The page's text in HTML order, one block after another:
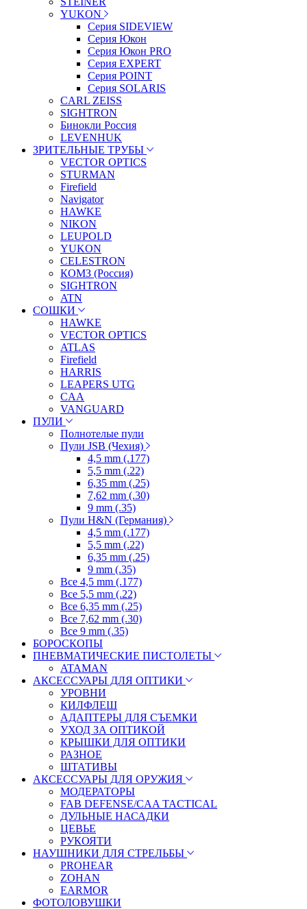
YUKON
Серия SIDEVIEW
Серия Юкон
Серия Юкон PRO
Серия EXPERT
Серия POINT
Серия SOLARIS
CARL ZEISS
SIGHTRON
Бинокли Россия
LEVENHUK
ЗРИТЕЛЬНЫЕ ТРУБЫ
VECTOR OPTICS
STURMAN
Firefield
Navigator
HAWKE
NIKON
LEUPOLD
YUKON
CELESTRON
КОМЗ (Россия)
SIGHTRON
ATN
СОШКИ
HAWKE
VECTOR OPTICS
ATLAS
Firefield
HARRIS
LEAPERS UTG
CAA
VANGUARD
ПУЛИ
Полнотелые пули
Пули JSB (Чехия)
4,5 mm (.177)
5,5 mm (.22)
6,35 mm (.25)
7,62 mm (.30)
9 mm (.35)
Пули H&N (Германия)
4,5 mm (.177)
5,5 mm (.22)
6,35 mm (.25)
9 mm (.35)
Все 4,5 mm (.177)
Все 5,5 mm (.22)
Все 6,35 mm (.25)
Все 7,62 mm (.30)
Все 9 mm (.35)
БОРОСКОПЫ
ПНЕВМАТИЧЕСКИЕ ПИСТОЛЕТЫ
ATAMAN
АКСЕССУАРЫ ДЛЯ ОПТИКИ
УРОВНИ
КИЛФЛЕШ
АДАПТЕРЫ ДЛЯ СЪЕМКИ
УХОД ЗА ОПТИКОЙ
КРЫШКИ ДЛЯ ОПТИКИ
РАЗНОЕ
ШТАТИВЫ
АКСЕССУАРЫ ДЛЯ ОРУЖИЯ
МОДЕРАТОРЫ
FAB DEFENSE/CAA TACTICAL
ДУЛЬНЫЕ НАСАДКИ
ЦЕВЬЕ
РУКОЯТИ
НАУШНИКИ ДЛЯ СТРЕЛЬБЫ
PROHEAR
ZOHAN
EARMOR
ФОТОЛОВУШКИ